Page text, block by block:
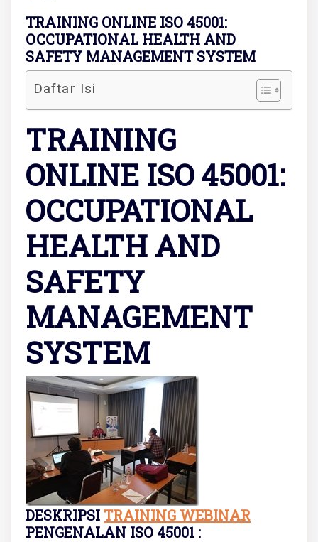
TRAINING ONLINE ISO 45001:
OCCUPATIONAL HEALTH AND
SAFETY MANAGEMENT SYSTEM
Daftar Isi
TRAINING
ONLINE ISO 45001:
OCCUPATIONAL
HEALTH AND
SAFETY
MANAGEMENT
SYSTEM
DESKRIPSITRAINING WEBINAR
PENGENALAN ISO 45001 :